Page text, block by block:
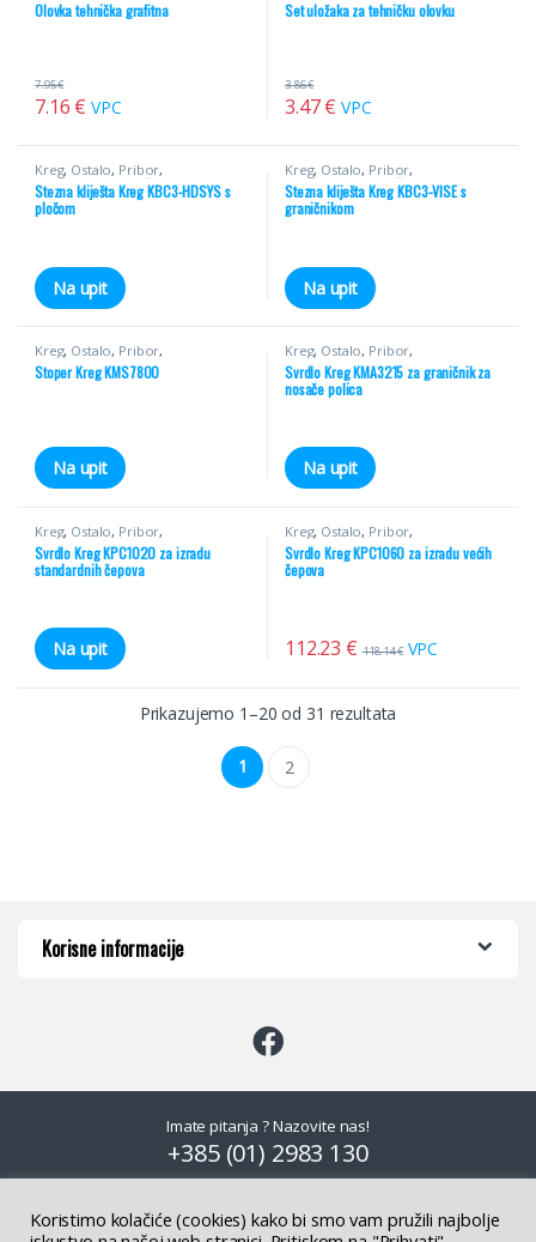
Olovka tehnička grafitna
7.16 €
7.95€
VPC
Set uložaka za tehničku olovku
3.47€
3.86€
VPC
Kreg, Ostalo, Pribor,
Pribor/Ostalo, Ručni alati,Stege
Stezna kliješta Kreg KBC3-HDSYS s
pločom
Na upit
Kreg, Ostalo, Pribor,
Pribor/Ostalo, Ručni alati,Stege
Stezna kliješta Kreg KBC3-VISE s
graničnikom
Na upit
Kreg, Ostalo, Pribor,
Pribor/Ostalo,Ručni alati
Stoper Kreg KMS7800
Na upit
Kreg, Ostalo, Pribor,
Pribor/Ostalo,Ručni alati
Svrdlo Kreg KMA3215 za graničnik za
nosače polica
Na upit
Kreg, Ostalo, Pribor,
Pribor/Ostalo,Ručni alati
Svrdlo Kreg KPC1020 za izradu
standardnih čepova
Na upit
Kreg, Ostalo, Pribor,
Pribor/Ostalo,Ručni alati
Svrdlo Kreg KPC1060 za izradu većih
čepova
112.23 € 118.14€ VPC
Prikazujemo 1–20 od 31 rezultata
1 2
Korisne informacije
Imate pitanja ? Nazovite nas!
+385 (01) 2983 130
Koristimo kolačiće (cookies) kako bi smo vam pružili najbolje